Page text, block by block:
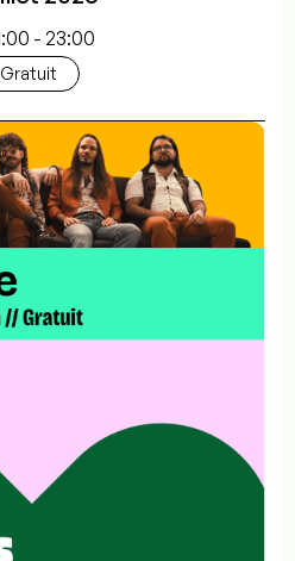
- 23:00
Gratuit